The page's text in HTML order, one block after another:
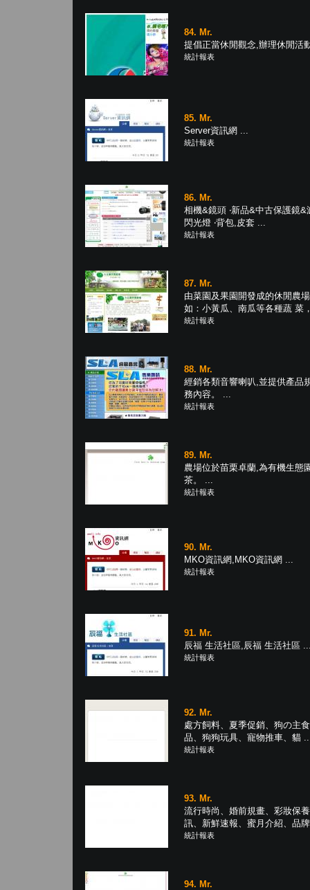
84. Mr.
提倡正當休閒觀念,辦理休閒活
統計報表
85. Mr.
Server資訊網 ...
統計報表
86. Mr.
相機&鏡頭 ‧新品&中古保護鏡&
閃光燈 ‧背包,皮套 ...
統計報表
87. Mr.
由菜園及果園開發成的休閒農
如：小黃瓜、南瓜等各種蔬 菜
統計報表
88. Mr.
經銷各類音響喇叭,並提供產品
務內容。 ...
統計報表
89. Mr.
農場位於苗栗卓蘭,為有機生態
茶。 ...
統計報表
90. Mr.
MKO資訊網,MKO資訊網 ...
統計報表
91. Mr.
辰福 生活社區,辰福 生活社區
統計報表
92. Mr.
處方飼料、夏季促銷、狗の主
品、狗狗玩具、寵物推車、貓
統計報表
93. Mr.
流行時尚、婚前規畫、彩妝保
訊、新鮮速報、蜜月介紹、品
統計報表
94. Mr.